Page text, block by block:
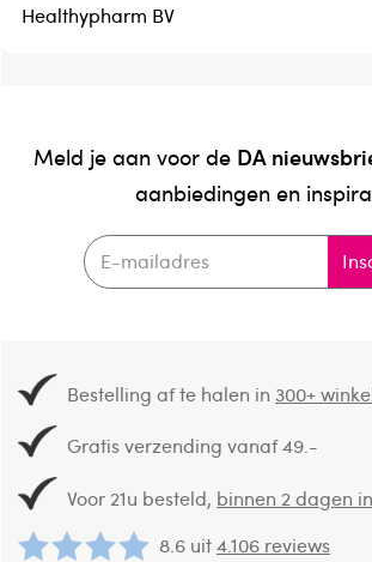
Healthypharm BV
Meld je aan voor de DA
aanbiedingen en
Bestelling af te halen in300+
Gratis verzending vanaf 49.-
Voor 21u besteld, binnen 2 dagen
8.6 uit4.106 reviews